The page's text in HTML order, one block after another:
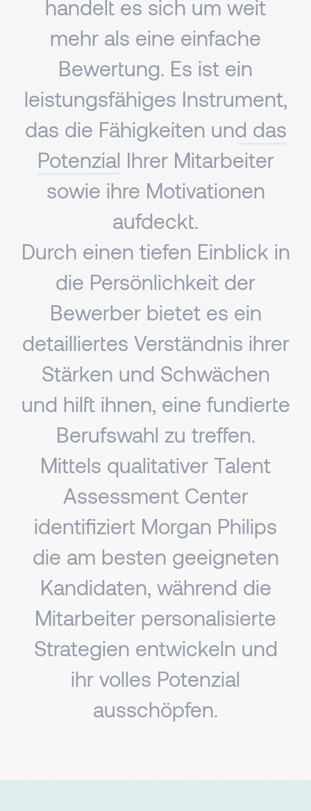
handelt es sich um weit
mehr als eine einfache
Bewertung. Es ist ein
leistungsfähiges Instrument,
das die Fähigkeiten und das
Potenzial Ihrer Mitarbeiter
sowie ihre Motivationen
aufdeckt.
Durch einen tiefen Einblick in
die Persönlichkeit der
Bewerber bietet es ein
detailliertes Verständnis ihrer
Stärken und Schwächen
und hilft ihnen, eine fundierte
Berufswahl zu treffen.
Mittels qualitativer Talent
Assessment Center
identifiziert Morgan Philips
die am besten geeigneten
Kandidaten, während die
Mitarbeiter personalisierte
Strategien entwickeln und
ihr volles Potenzial
ausschöpfen.​​